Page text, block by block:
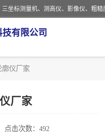
技有限公司
廓仪厂家
厂家
点击次数：492